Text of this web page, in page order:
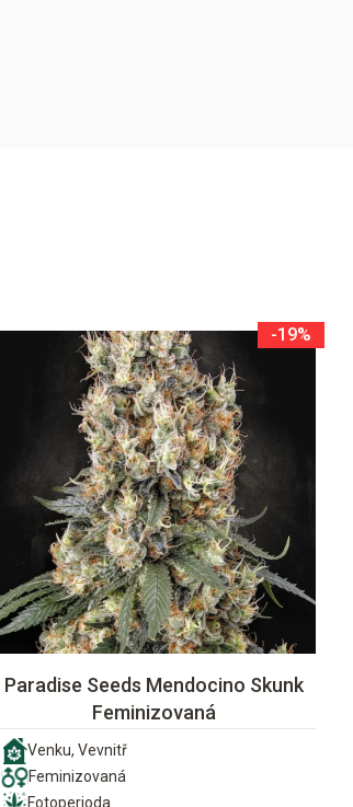
-19%
Paradise Seeds Mendocino Skunk
Feminizovaná
Venku, Vevnitř
Feminizovaná
Fotoperioda